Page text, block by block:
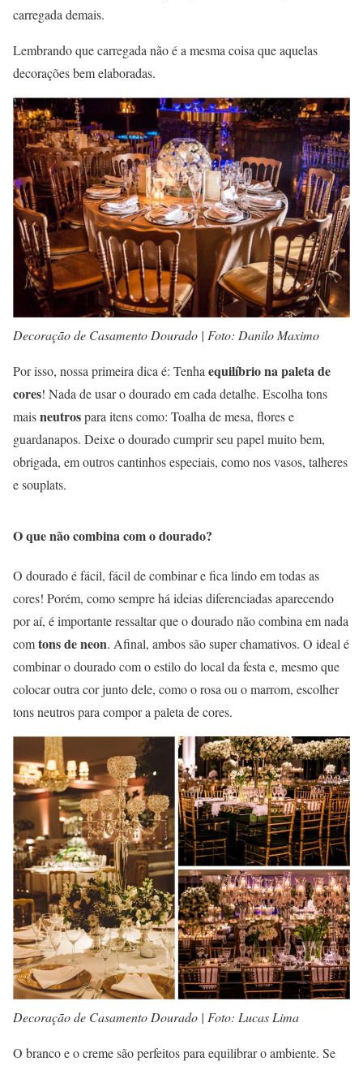
carregada demais.
Lembrando que carregada não é a mesma coisa que aquelas
decorações bem elaboradas.
Decoração de Casamento Dourado | Foto: Danilo Maximo
Por isso, nossa primeira dica é: Tenha equilíbrio na paleta de
cores! Nada de usar o dourado em cada detalhe. Escolha tons
maisneutrospara itens como: Toalha de mesa, flores e
guardanapos. Deixe o dourado cumprir seu papel muito bem,
obrigada, em outros cantinhos especiais, como nos vasos, talheres
e souplats.
O que não combina com o dourado?
O dourado é fácil, fácil de combinar e fica lindo em todas as
cores! Porém, como sempre há ideias diferenciadas aparecendo
por aí, é importante ressaltar que o dourado não combina em nada
comtons de neon. Afinal, ambos são super chamativos. O ideal é
combinar o dourado com o estilo do local da festa e, mesmo que
colocar outra cor junto dele, como o rosa ou o marrom, escolher
tons neutros para compor a paleta de cores.
Decoração de Casamento Dourado | Foto: Lucas Lima
O branco e o creme são perfeitos para equilibrar o ambiente. Se